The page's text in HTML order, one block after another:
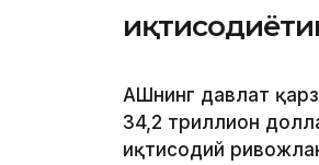
АҚШнинг давлат
34,2 триллион
иқтисодий